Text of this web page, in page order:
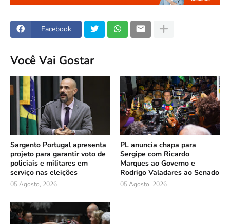
Facebook
Você Vai Gostar
Sargento Portugal apresenta
projeto para garantir voto de
policiais e militares em
serviço nas eleições
05 Agosto, 2026
PL anuncia chapa para
Sergipe com Ricardo
Marques ao Governo e
Rodrigo Valadares ao Senado
05 Agosto, 2026